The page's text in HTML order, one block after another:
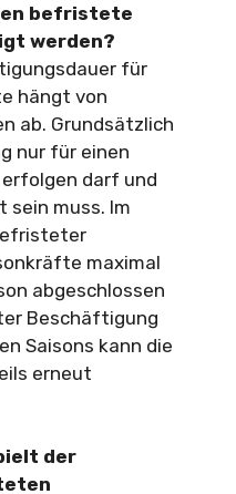
befristete
werden?
für
hängt von
ab. Grundsätzlich
nur für einen
darf und
muss. Im
maximal
abgeschlossen
Beschäftigung
Saisons kann die
erneut
der